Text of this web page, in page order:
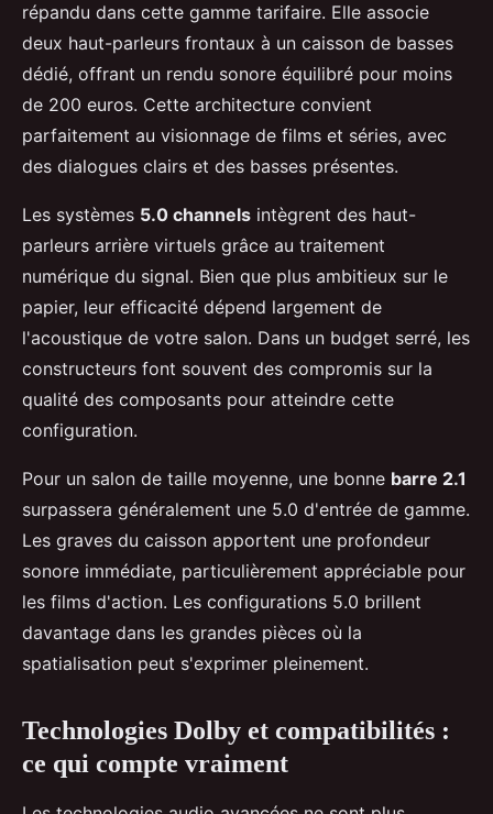
répandu dans cette gamme tarifaire. Elle associe
deux haut-parleurs frontaux à un caisson de basses
dédié, offrant un rendu sonore équilibré pour moins
de 200 euros. Cette architecture convient
parfaitement au visionnage de films et séries, avec
des dialogues clairs et des basses présentes.
Les systèmes 5.0 channels intègrent des haut-
parleurs arrière virtuels grâce au traitement
numérique du signal. Bien que plus ambitieux sur le
papier, leur efficacité dépend largement de
l'acoustique de votre salon. Dans un budget serré, les
constructeurs font souvent des compromis sur la
qualité des composants pour atteindre cette
configuration.
Pour un salon de taille moyenne, une bonne barre 2.1
surpassera généralement une 5.0 d'entrée de gamme.
Les graves du caisson apportent une profondeur
sonore immédiate, particulièrement appréciable pour
les films d'action. Les configurations 5.0 brillent
davantage dans les grandes pièces où la
spatialisation peut s'exprimer pleinement.
Technologies Dolby et compatibilités :
ce qui compte vraiment